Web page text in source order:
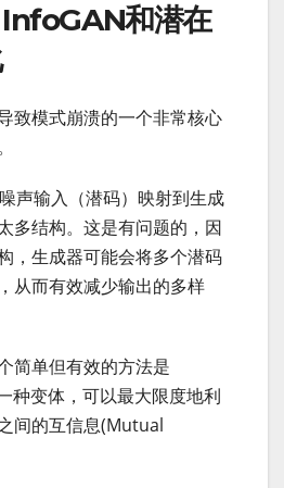
和潜在
致模式崩溃的一个非常核心
声输入（潜码）映射到生成
多结构。这是有问题的，因
，生成器可能会将多个潜码
从而有效减少输出的多样
简单但有效的方法是
变体，可以最大限度地利
间的互信息(Mutual